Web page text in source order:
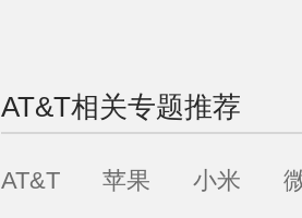
AT&T相关专题推荐
AT&T 苹果 小米